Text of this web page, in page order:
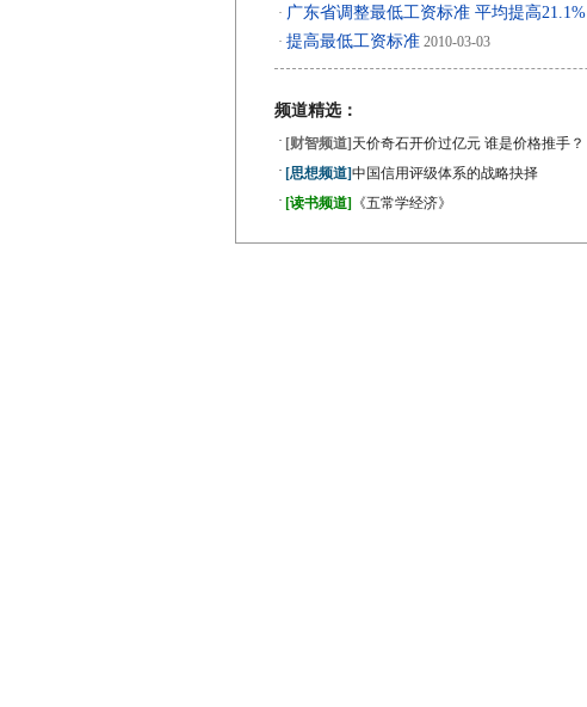
· 广东省调整最低工资标准 平均提高21.1%
· 提高最低工资标准 2010-03-03
频道精选：
· [财智频道] 天价奇石开价过亿元 谁是价格推手？
· [思想频道]中国信用评级体系的战略抉择
· [读书频道] 《五常学经济》